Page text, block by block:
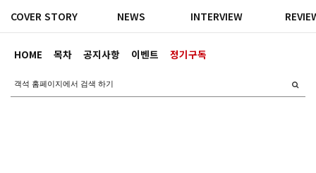
HOME 목차 공지사항 이벤트 정기구독
COVER STORY NEWS INTERVIEW